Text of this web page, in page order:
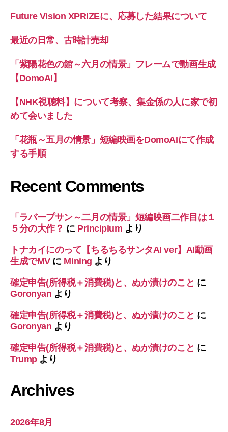
Future Vision XPRIZEに、応募した結果について
最近の日常、古時計売却
「紫陽花色の館～六月の情景」フレームで動画生成
【DomoAI】
【NHK視聴料】について考察、集金係の人に家で初
めて会いました
「花瓶～五月の情景」短編映画をDomoAIにて作成
する手順
Recent Comments
「ラバープサン～二月の情景」短編映画二作目は１
５分の大作？ に Principium より
トナカイにのって【ちるちるサンタAI ver】AI動画
生成でMVに Mining より
確定申告(所得税＋消費税)と、ぬか漬けのこと に
Goronyan より
確定申告(所得税＋消費税)と、ぬか漬けのこと に
Goronyan より
確定申告(所得税＋消費税)と、ぬか漬けのこと に
Trumpより
Archives
2026年8月